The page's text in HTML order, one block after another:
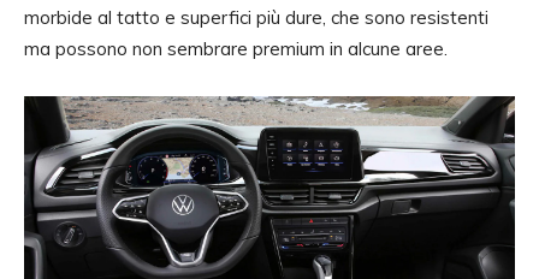
morbide al tatto e superfici più dure, che sono resistenti
ma possono non sembrare premium in alcune aree.